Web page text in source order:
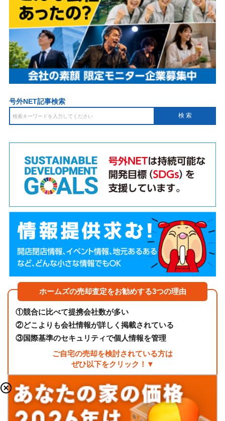
号外NET記事検索
ホームズの売却査定をお勧めする3つの理由
①競合に比べて提携会社数が多い
②どこよりも会社情報が詳しく掲載されている
③国際基準のセキュリティで個人情報を管理
ご自宅の売却を検討されている方は
ぜひ以下をクリック！▼